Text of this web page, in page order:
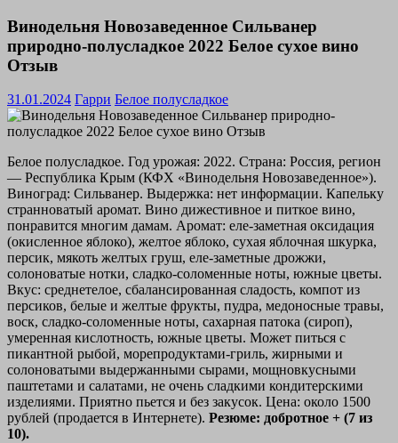
Винодельня Новозаведенное Сильванер
природно-полусладкое 2022 Белое сухое вино
Отзыв
31.01.2024 Гарри Белое полусладкое
Белое полусладкое. Год урожая: 2022. Страна: Россия, регион
— Республика Крым (КФХ «Винодельня Новозаведенное»).
Виноград: Сильванер. Выдержка: нет информации. Капельку
странноватый аромат. Вино дижестивное и питкое вино,
понравится многим дамам. Аромат: еле-заметная оксидация
(окисленное яблоко), желтое яблоко, сухая яблочная шкурка,
персик, мякоть желтых груш, еле-заметные дрожжи,
солоноватые нотки, сладко-соломенные ноты, южные цветы.
Вкус: среднетелое, сбалансированная сладость, компот из
персиков, белые и желтые фрукты, пудра, медоносные травы,
воск, сладко-соломенные ноты, сахарная патока (сироп),
умеренная кислотность, южные цветы. Может питься с
пикантной рыбой, морепродуктами-гриль, жирными и
солоноватыми выдержанными сырами, мощновкусными
паштетами и салатами, не очень сладкими кондитерскими
изделиями. Приятно пьется и без закусок. Цена: около 1500
рублей (продается в Интернете). Резюме: добротное + (7 из
10).